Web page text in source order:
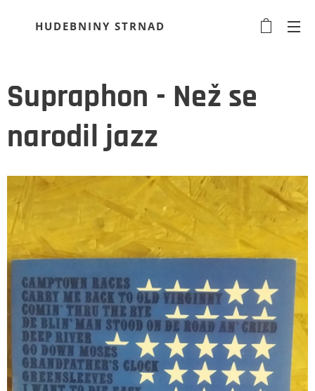
HUDEBNINY STRNAD
Supraphon - Než se
narodil jazz